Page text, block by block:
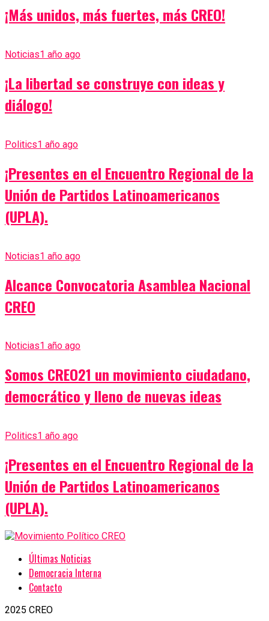
¡Más unidos, más fuertes, más CREO!
Noticias1 año ago
¡La libertad se construye con ideas y
diálogo!
Politics1 año ago
¡Presentes en el Encuentro Regional de la
Unión de Partidos Latinoamericanos
(UPLA).
Noticias1 año ago
Alcance Convocatoria Asamblea Nacional
CREO
Noticias1 año ago
Somos CREO21 un movimiento ciudadano,
democrático y lleno de nuevas ideas
Politics1 año ago
¡Presentes en el Encuentro Regional de la
Unión de Partidos Latinoamericanos
(UPLA).
Últimas Noticias
Democracia Interna
Contacto
2025 CREO